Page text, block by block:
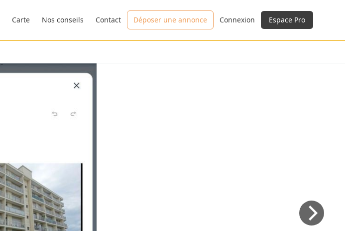
Carte Nos conseils Contact Déposer une annonce Connexion Espace Pro